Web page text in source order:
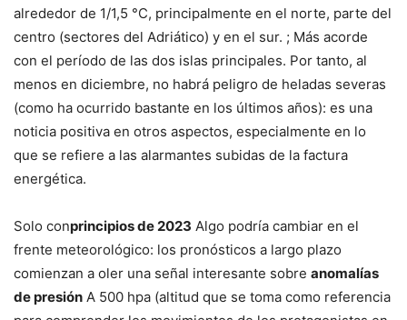
alrededor de 1/1,5 °C, principalmente en el norte, parte del
centro (sectores del Adriático) y en el sur. ; Más acorde
con el período de las dos islas principales. Por tanto, al
menos en diciembre, no habrá peligro de heladas severas
(como ha ocurrido bastante en los últimos años): es una
noticia positiva en otros aspectos, especialmente en lo
que se refiere a las alarmantes subidas de la factura
energética.
Solo conprincipios de 2023 Algo podría cambiar en el
frente meteorológico: los pronósticos a largo plazo
comienzan a oler una señal interesante sobre anomalías
de presión A 500 hpa (altitud que se toma como referencia